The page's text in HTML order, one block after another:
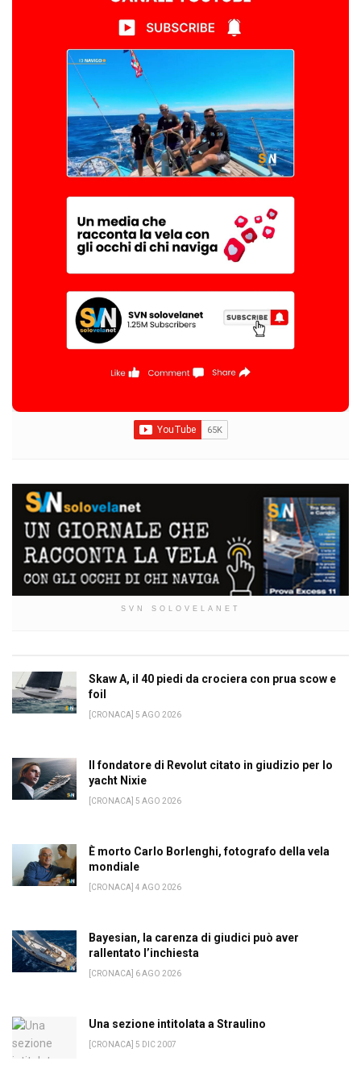
SVN SOLOVELANET
Skaw A, il 40 piedi da crociera con prua scow e
foil
[CRONACA] 5 AGO 2026
Il fondatore di Revolut citato in giudizio per lo
yacht Nixie
[CRONACA] 5 AGO 2026
È morto Carlo Borlenghi, fotografo della vela
mondiale
[CRONACA] 4 AGO 2026
Bayesian, la carenza di giudici può aver
rallentato l’inchiesta
[CRONACA] 6 AGO 2026
Una sezione intitolata a Straulino
[CRONACA] 5 DIC 2007